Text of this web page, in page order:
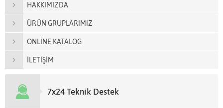
HAKKIMIZDA
ÜRÜN GRUPLARIMIZ
ONLİNE KATALOG
İLETİŞİM
7x24 Teknik Destek